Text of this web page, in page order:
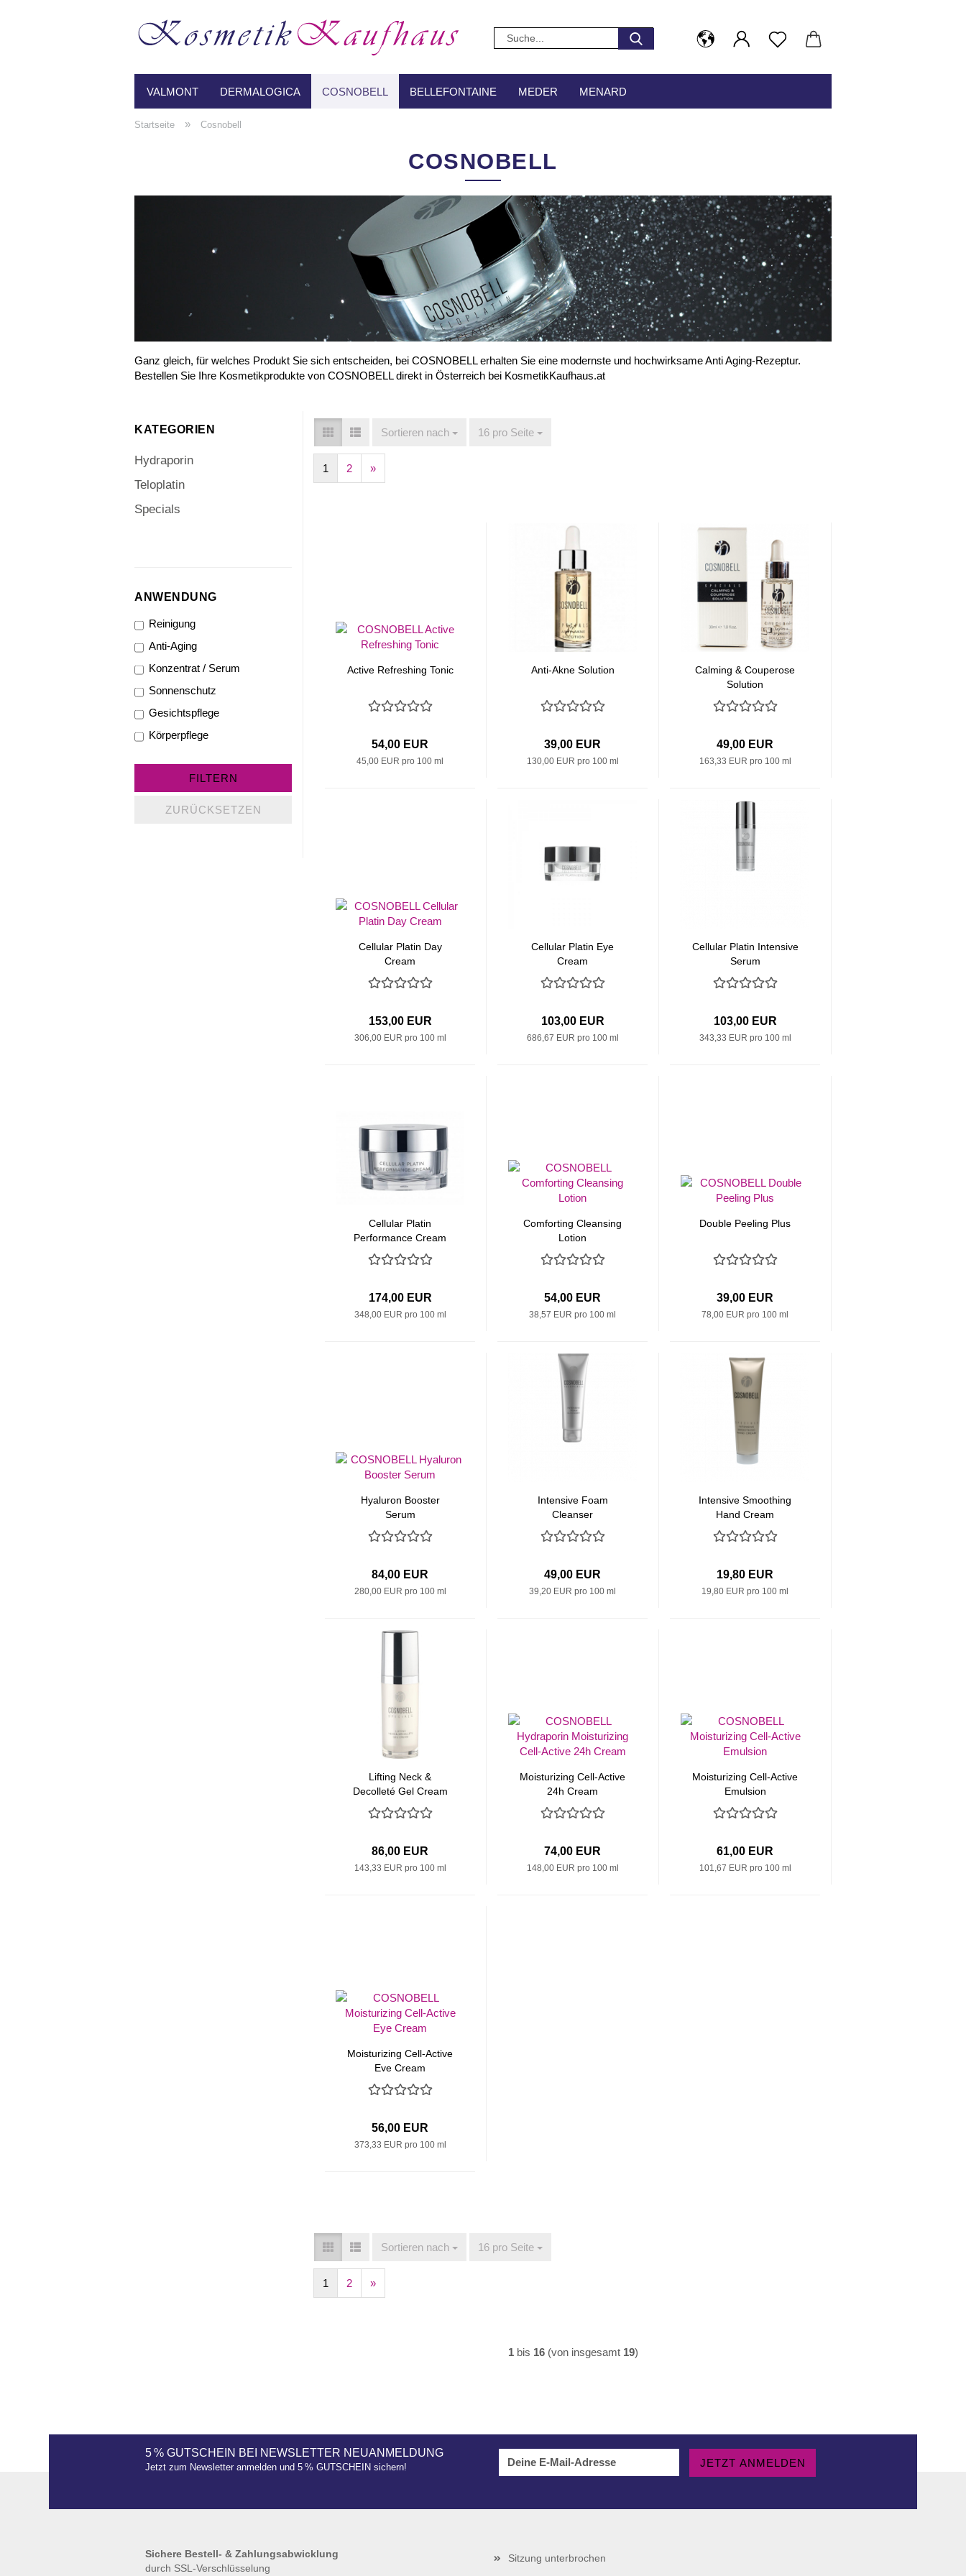
VALMONT DERMALOGICA COSNOBELL BELLEFONTAINE MEDER MENARD
Startseite » Cosnobell
COSNOBELL
Ganz gleich, für welches Produkt Sie sich entscheiden, bei COSNOBELL erhalten Sie eine modernste und hochwirksame Anti Aging-Rezeptur.
Bestellen Sie Ihre Kosmetikprodukte von COSNOBELL direkt in Österreich bei KosmetikKaufhaus.at
KATEGORIEN
Hydraporin
Teloplatin
Specials
ANWENDUNG
ANWENDUNG
Reinigung
Anti-Aging
Konzentrat / Serum
Sonnenschutz
Gesichtspflege
Körperpflege
FILTERN
ZURÜCKSETZEN
Sortieren nach
Sortieren nach 16 pro Seite
pro Seite
1 2 »
Active Refreshing Tonic
54,00 EUR
45,00 EUR pro 100 ml
Anti-Akne Solution
39,00 EUR
130,00 EUR pro 100 ml
Calming & Couperose
Solution
49,00 EUR
163,33 EUR pro 100 ml
Cellular Platin Day
Cream
153,00 EUR
306,00 EUR pro 100 ml
Cellular Platin Eye
Cream
103,00 EUR
686,67 EUR pro 100 ml
Cellular Platin Intensive
Serum
103,00 EUR
343,33 EUR pro 100 ml
Cellular Platin
Performance Cream
174,00 EUR
348,00 EUR pro 100 ml
Comforting Cleansing
Lotion
54,00 EUR
38,57 EUR pro 100 ml
Double Peeling Plus
39,00 EUR
78,00 EUR pro 100 ml
Hyaluron Booster
Serum
84,00 EUR
280,00 EUR pro 100 ml
Intensive Foam
Cleanser
49,00 EUR
39,20 EUR pro 100 ml
Intensive Smoothing
Hand Cream
19,80 EUR
19,80 EUR pro 100 ml
Lifting Neck &
Decolleté Gel Cream
86,00 EUR
143,33 EUR pro 100 ml
Moisturizing Cell-Active
24h Cream
74,00 EUR
148,00 EUR pro 100 ml
Moisturizing Cell-Active
Emulsion
61,00 EUR
101,67 EUR pro 100 ml
Moisturizing Cell-Active
Eye Cream
56,00 EUR
373,33 EUR pro 100 ml
Sortieren nach
Sortieren nach 16 pro Seite
pro Seite
1 2 »
1bis 16(von insgesamt 19)
5 % GUTSCHEIN BEI NEWSLETTER NEUANMELDUNG
Jetzt zum Newsletter anmelden und 5 % GUTSCHEIN sichern!
Sichere Bestell- & Zahlungsabwicklung
durch SSL-Verschlüsselung
Sitzung unterbrochen